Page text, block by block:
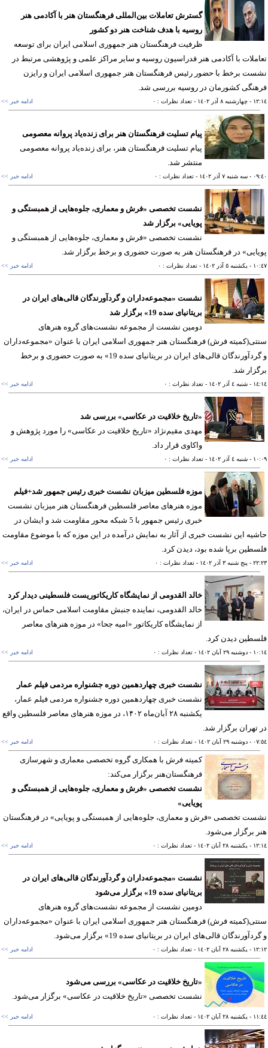
گسترش تعاملات بین‌المللی فرهنگستان هنر با آکادمی هنر
روسیه با هدف شناخت هنر دو کشور
ظرفیت فرهنگستان هنر جمهوری اسلامی ایران برای توسعه
با آکادمی هنر فدراسیون روسیه و سایر مراکز علمی و پژوهشی مرتبط در
برخط با حضور رئیس فرهنگستان هنر جمهوری اسلامی ایران و رایزن
کشورمان در روسیه بررسی شد.
- چهارشنبه ٨ آذر ١٤٠٢ - تعداد نظرات : ٠ ادامه خبر >>
پیام تسلیت فرهنگستان هنر برای زنده‌یاد پروانه معصومی
پیام تسلیت فرهنگستان هنر، برای زنده‌یاد پروانه معصومی
منتشر شد.
- سه شنبه ٧ آذر ١٤٠٢ - تعداد نظرات : ٠ ادامه خبر >>
نشست تخصصی «فرش و معماری، جلوه‌هایی از همبستگی و
پویایی» برگزار شد
نشست تخصصی «فرش و معماری، جلوه‌هایی از همبستگی و
در فرهنگستان هنر به صورت حضوری و برخط برگزار شد.
- يکشنبه ٥ آذر ١٤٠٢ - تعداد نظرات : ٠ ادامه خبر >>
نشست «مجموعه‌داران و گردآورندگان قالی‌‌های ایران در
بریتانیای سده 19» برگزار شد
دومین نشست از مجموعه نشست‌های گروه هنرهای
فرش) فرهنگستان هنر جمهوری اسلامی ایران با عنوان «مجموعه‌داران
و گردآورندگان قالی‌‌های ایران در بریتانیای سده 19» به صورت حضوری و برخط
شد.
- شنبه ٤ آذر ١٤٠٢ - تعداد نظرات : ٠ ادامه خبر >>
«تاریخ خلاقیت در عکاسی» بررسی شد
مهدی مقیم‌نژاد «تاریخ خلاقیت در عکاسی» را مورد پژوهش و
واکاوی قرار داد.
- شنبه ٤ آذر ١٤٠٢ - تعداد نظرات : ٠ ادامه خبر >>
موزه فلسطین میزبان نشست خبری رئیس جمهور شد+فیلم
موزه هنرهای معاصر فلسطین فرهنگستان هنر میزبان نشست
خبری رئیس جمهور با 5 شبکه محور مقاومت شد و ایشان در
این نشست خبری از آثار به نمایش درآمده در این موزه که با موضوع مقاومت
برپا شده بود، دیدن کرد.
- پنج شنبه ٣ آذر ١٤٠٢ - تعداد نظرات : ٠ ادامه خبر >>
خالد القدومی از نمایشگاه کاریکاتوریست فلسطینی دیدار کرد
خالد القدومی، نماینده جنبش مقاومت اسلامی حماس در ایران،
از نمایشگاه کاریکاتور «امیه جحا» در موزه هنرهای معاصر
دیدن کرد.
- دوشنبه ٢٩ آبان ١٤٠٢ - تعداد نظرات : ٠ ادامه خبر >>
نشست خبری چهاردهمین دوره جشنواره مردمی فیلم عمار
نشست خبری چهاردهمین دوره جشنواره مردمی فیلم عمار،
یکشنبه ۲۸ آبان‌ماه ۱۴۰۲، در موزه هنرهای معاصر فلسطین واقع
تهران برگزار شد.
- دوشنبه ٢٩ آبان ١٤٠٢ - تعداد نظرات : ٠ ادامه خبر >>
کمیته فرش با همکاری گروه تخصصی معماری و شهرسازی
فرهنگستان‌هنر برگزار می‌کند:
نشست تخصصی «فرش و معماری، جلوه‌هایی از همبستگی و
پویایی»
تخصصی «فرش و معماری، جلوه‌هایی از همبستگی و پویایی» در فرهنگستان
برگزار می‌شود.
- يکشنبه ٢٨ آبان ١٤٠٢ - تعداد نظرات : ٠ ادامه خبر >>
نشست «مجموعه‌داران و گردآورندگان قالی‌‌های ایران در
بریتانیای سده 19» برگزار می‌شود
دومین نشست از مجموعه نشست‌های گروه هنرهای
فرش) فرهنگستان هنر جمهوری اسلامی ایران با عنوان «مجموعه‌داران
قالی‌‌های ایران در بریتانیای سده 19» برگزار می‌شود.
- يکشنبه ٢٨ آبان ١٤٠٢ - تعداد نظرات : ٠ ادامه خبر >>
«تاریخ خلاقیت در عکاسی» بررسی می‌شود
نشست تخصصی «تاریخ خلاقیت در عکاسی» برگزار می‌شود.
- يکشنبه ٢٨ آبان ١٤٠٢ - تعداد نظرات : ٠ ادامه خبر >>